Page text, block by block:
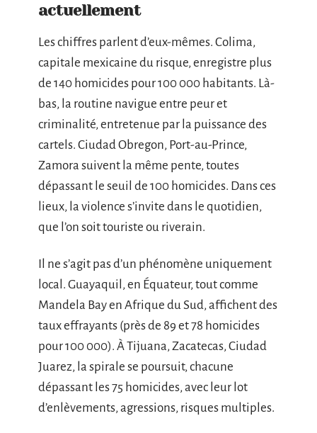
actuellement
Les chiffres parlent d’eux-mêmes. Colima,
capitale mexicaine du risque, enregistre plus
de 140 homicides pour 100 000 habitants. Là-
bas, la routine navigue entre peur et
criminalité, entretenue par la puissance des
cartels. Ciudad Obregon, Port-au-Prince,
Zamora suivent la même pente, toutes
dépassant le seuil de 100 homicides. Dans ces
lieux, la violence s’invite dans le quotidien,
que l’on soit touriste ou riverain.
Il ne s’agit pas d’un phénomène uniquement
local. Guayaquil, en Équateur, tout comme
Mandela Bay en Afrique du Sud, affichent des
taux effrayants (près de 89 et 78 homicides
pour 100 000). À Tijuana, Zacatecas, Ciudad
Juarez, la spirale se poursuit, chacune
dépassant les 75 homicides, avec leur lot
d’enlèvements, agressions, risques multiples.